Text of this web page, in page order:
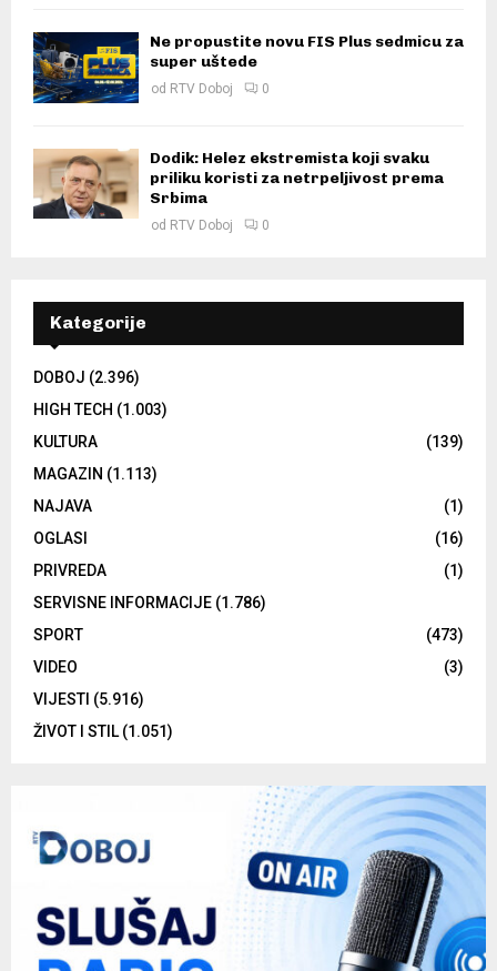
Ne propustite novu FIS Plus sedmicu za
super uštede
od RTV Doboj 0
Dodik: Helez ekstremista koji svaku
priliku koristi za netrpeljivost prema
Srbima
od RTV Doboj 0
Kategorije
DOBOJ (2.396)
HIGH TECH (1.003)
KULTURA
(139)
MAGAZIN (1.113)
NAJAVA
(1)
OGLASI
(16)
PRIVREDA
(1)
SERVISNE INFORMACIJE (1.786)
SPORT
(473)
VIDEO
(3)
VIJESTI (5.916)
ŽIVOT I STIL (1.051)